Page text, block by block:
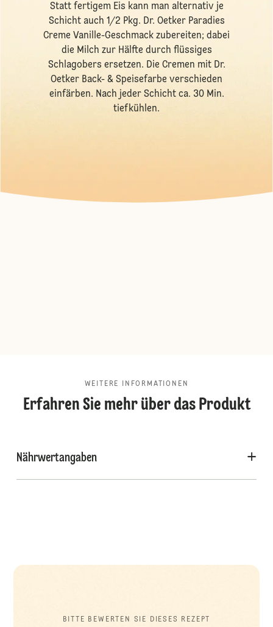
Statt fertigem Eis kann man alternativ je
Schicht auch 1/2 Pkg. Dr. Oetker Paradies
Creme Vanille-Geschmack zubereiten; dabei
die Milch zur Hälfte durch flüssiges
Schlagobers ersetzen. Die Cremen mit Dr.
Oetker Back- & Speisefarbe verschieden
einfärben. Nach jeder Schicht ca. 30 Min.
tiefkühlen.
WEITERE INFORMATIONEN
Erfahren Sie mehr über das Produkt
Nährwertangaben
BITTE BEWERTEN SIE DIESES REZEPT